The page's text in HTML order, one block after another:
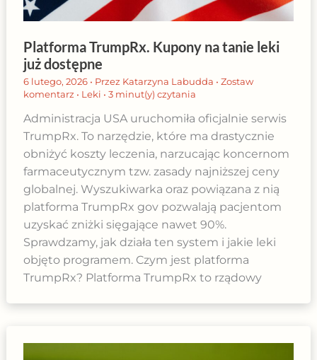
Platforma TrumpRx. Kupony na tanie leki
już dostępne
6 lutego, 2026 • Przez Katarzyna Labudda • Zostaw
komentarz • Leki • 3 minut(y) czytania
Administracja USA uruchomiła oficjalnie serwis
TrumpRx. To narzędzie, które ma drastycznie
obniżyć koszty leczenia, narzucając koncernom
farmaceutycznym tzw. zasady najniższej ceny
globalnej. Wyszukiwarka oraz powiązana z nią
platforma TrumpRx gov pozwalają pacjentom
uzyskać zniżki sięgające nawet 90%.
Sprawdzamy, jak działa ten system i jakie leki
objęto programem. Czym jest platforma
TrumpRx? Platforma TrumpRx to rządowy